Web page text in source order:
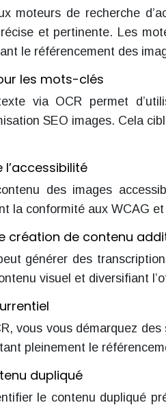
moteurs de recherche
et pertinente. Les
le référencement des
les mots-clés
via OCR permet
SEO images. Cela
des images
la conformité aux WCAG
création de contenu
générer des
visuel et diversifiant
vous vous démarquez
pleinement le
dupliqué
le contenu dupliqué